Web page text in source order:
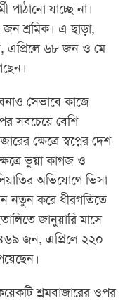
পাঠানো যাচ্ছে না।
শ্রমিক। এ ছাড়া,
এপ্রিলে ৬৮ জন ও মে
সেভাবে কাজে
সবচেয়ে বেশি
ক্ষেত্রে স্বপ্নের দেশ
ভুয়া কাগজ ও
অভিযোগে ভিসা
নতুন করে ধীরগতিতে
জানুয়ারি মাসে
জন, এপ্রিলে ২২০
শ্রমবাজারের ওপর